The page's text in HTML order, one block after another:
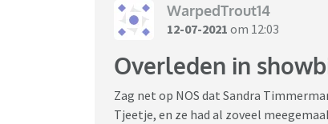
WarpedTrout14
12-07-2021 om 12:03
Overleden in
Zag net op NOS dat Sandra
Tjeetje, en ze had al zoveel